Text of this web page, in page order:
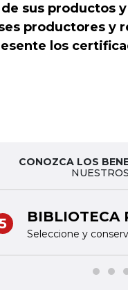
sus productos
productores y
los
CONOZCA LOS
sus artículos favoritos